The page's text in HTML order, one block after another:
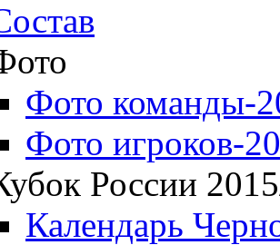
Фото команды-
Фото игроков-
России
Календарь